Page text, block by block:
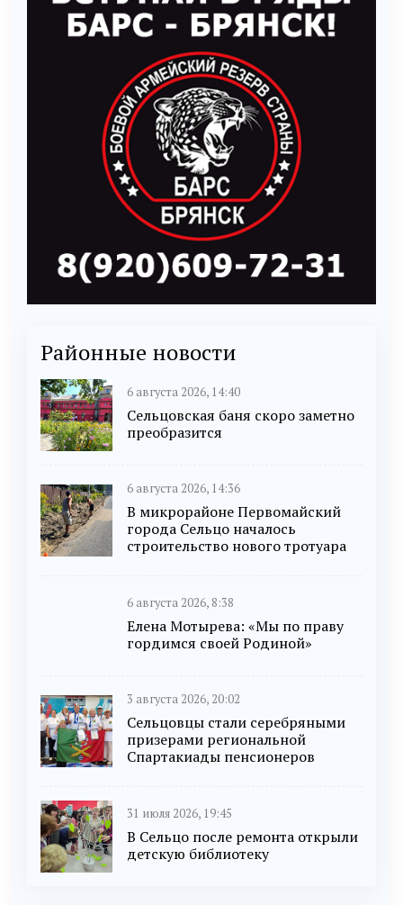
Районные новости
6 августа 2026, 14:40
Сельцовская баня скоро заметно
преобразится
6 августа 2026, 14:36
В микрорайоне Первомайский
города Сельцо началось
строительство нового тротуара
6 августа 2026, 8:38
Елена Мотырева: «Мы по праву
гордимся своей Родиной»
3 августа 2026, 20:02
Сельцовцы стали серебряными
призерами региональной
Спартакиады пенсионеров
31 июля 2026, 19:45
В Сельцо после ремонта открыли
детскую библиотеку